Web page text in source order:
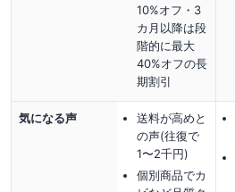
10%オフ・3
カ月以降は段
階的に最大
40%オフの長
期割引
気になる声
送料が高めと
の声(往復で
1〜2千円)
個別商品でカ